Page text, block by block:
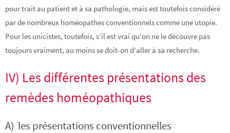
pour trait au patient et à sa pathologie, mais est toutefois considéré
par de nombreux homéopathes conventionnels comme une utopie.
Pour les unicistes, toutefois, s’il est vrai qu’on ne le découvre pas
toujours vraiment, au moins se doit-on d’aller à sa recherche.
IV) Les différentes présentations des
remèdes homéopathiques
A) les présentations conventionnelles